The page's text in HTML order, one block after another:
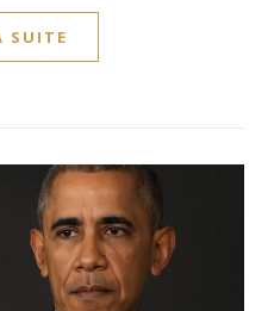
SUITE